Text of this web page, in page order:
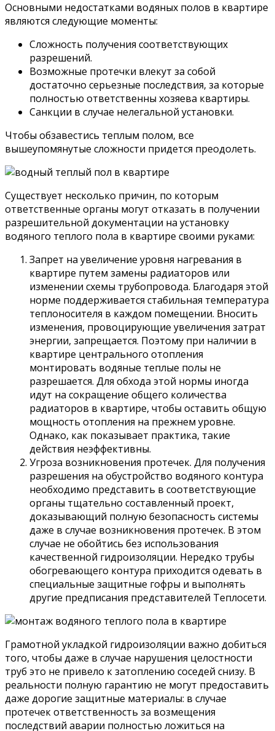
Основными недостатками водяных полов в квартире
являются следующие моменты:
Сложность получения соответствующих
разрешений.
Возможные протечки влекут за собой
достаточно серьезные последствия, за которые
полностью ответственны хозяева квартиры.
Санкции в случае нелегальной установки.
Чтобы обзавестись теплым полом, все
вышеупомянутые сложности придется преодолеть.
Существует несколько причин, по которым
ответственные органы могут отказать в получении
разрешительной документации на установку
водяного теплого пола в квартире своими руками:
Запрет на увеличение уровня нагревания в
квартире путем замены радиаторов или
изменении схемы трубопровода. Благодаря этой
норме поддерживается стабильная температура
теплоносителя в каждом помещении. Вносить
изменения, провоцирующие увеличения затрат
энергии, запрещается. Поэтому при наличии в
квартире центрального отопления
монтировать водяные теплые полы не
разрешается. Для обхода этой нормы иногда
идут на сокращение общего количества
радиаторов в квартире, чтобы оставить общую
мощность отопления на прежнем уровне.
Однако, как показывает практика, такие
действия неэффективны.
Угроза возникновения протечек. Для получения
разрешения на обустройство водяного контура
необходимо представить в соответствующие
органы тщательно составленный проект,
доказывающий полную безопасность системы
даже в случае возникновения протечек. В этом
случае не обойтись без использования
качественной гидроизоляции. Нередко трубы
обогревающего контура приходится одевать в
специальные защитные гофры и выполнять
другие предписания представителей Теплосети.
Грамотной укладкой гидроизоляции важно добиться
того, чтобы даже в случае нарушения целостности
труб это не привело к затоплению соседей снизу. В
реальности полную гарантию не могут предоставить
даже дорогие защитные материалы: в случае
протечек ответственность за возмещения
последствий аварии полностью ложиться на